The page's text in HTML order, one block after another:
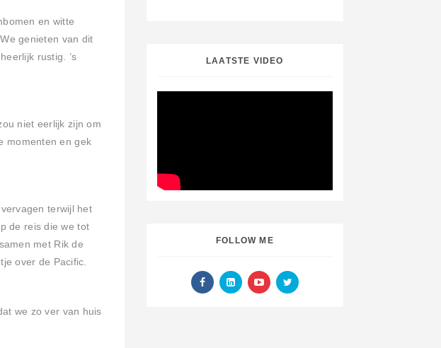
en witte
genieten van dit
rustig. ’s
niet eerlijk zijn om
momenten en gek
terwijl het
de reis die we tot
met Rik de
over de Pacific.
we zo ver van huis
LAATSTE VIDEO
FOLLOW ME